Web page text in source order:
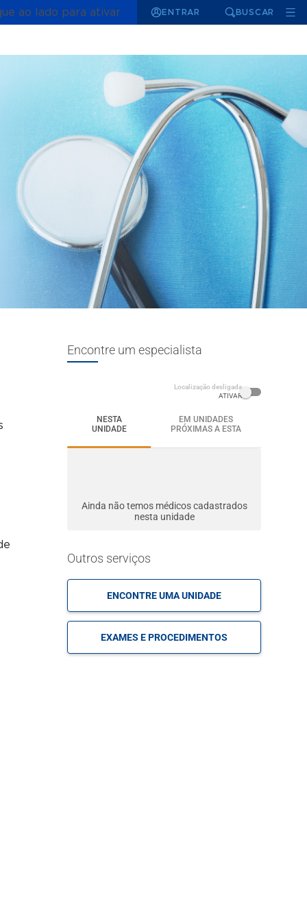
ao lado para ativar ENTRAR BUSCAR
Encontre um especialista
Localização desligada
ATIVAR
NESTA
UNIDADE
EM UNIDADES
PRÓXIMAS A ESTA
Ainda não temos médicos cadastrados
nesta unidade
Outros serviços
ENCONTRE UMA UNIDADE
EXAMES E PROCEDIMENTOS